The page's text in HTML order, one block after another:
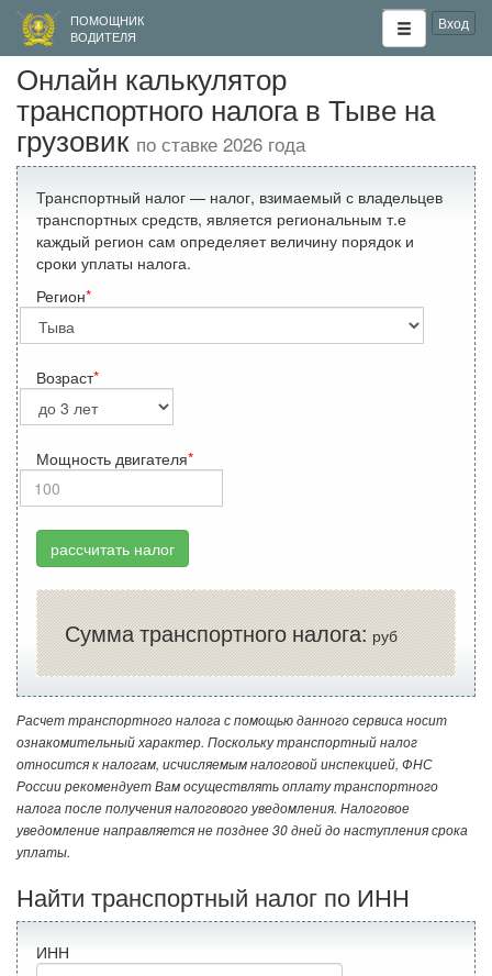
ПОМОЩНИК
ВОДИТЕЛЯ
Вход
Онлайн калькулятор
транспортного налога в Тыве на
грузовик по ставке 2026 года
Транспортный налог — налог, взимаемый с владельцев
транспортных средств, является региональным т.е
каждый регион сам определяет величину порядок и
сроки уплаты налога.
Регион
Возраст
Мощность двигателя
рассчитать налог
Сумма транспортного налога:руб
Расчет транспортного налога с помощью данного сервиса носит
ознакомительный характер. Поскольку транспортный налог
относится к налогам, исчисляемым налоговой инспекцией, ФНС
России рекомендует Вам осуществлять оплату транспортного
налога после получения налогового уведомления. Налоговое
уведомление направляется не позднее 30 дней до наступления срока
уплаты.
Найти транспортный налог по ИНН
ИНН